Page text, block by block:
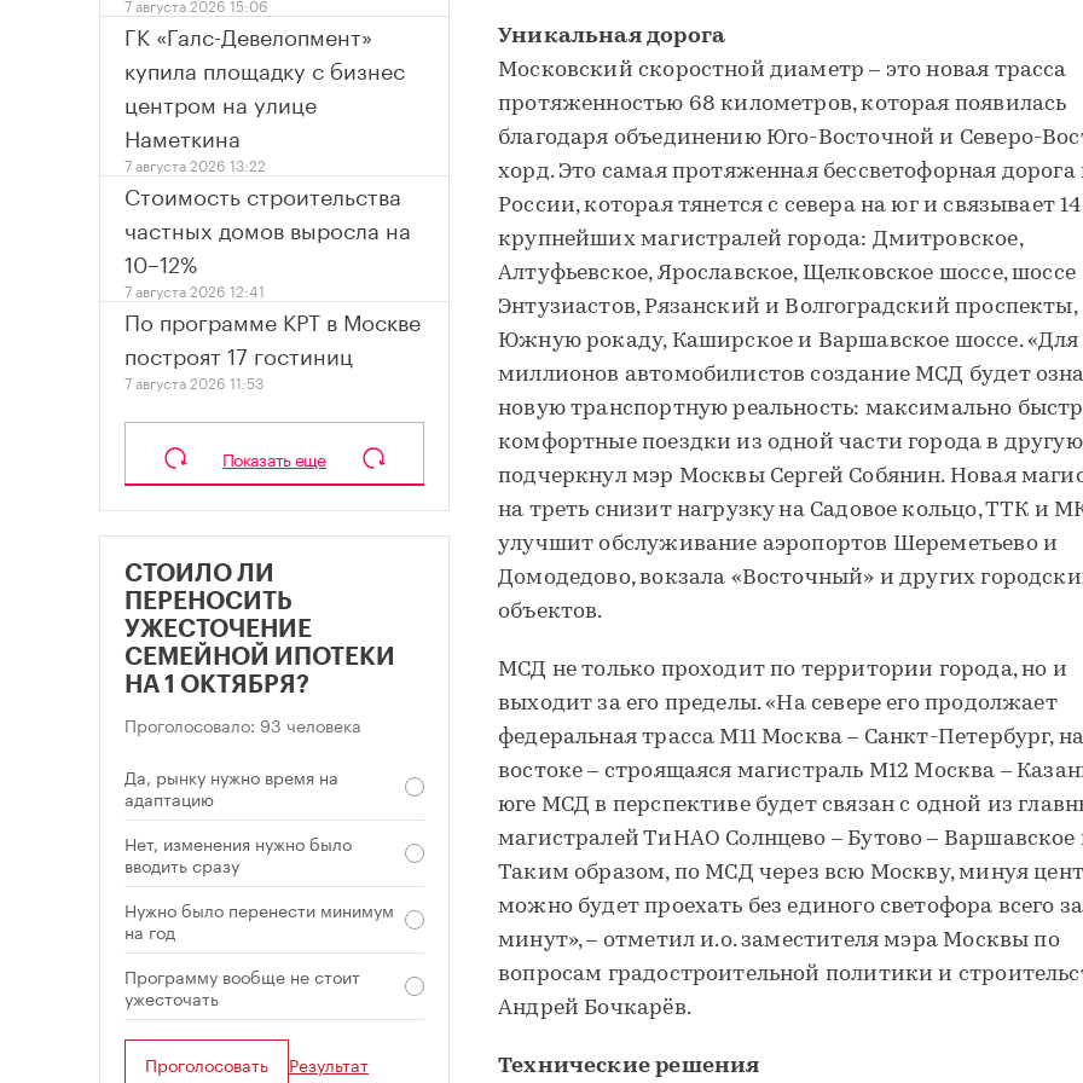
Уникальная дорога
Московский скоростной диаметр – это новая трасса
протяженностью 68 километров, которая появилась
благодаря объединению Юго-Восточной и Северо-
хорд. Это самая протяженная бессветофорная дорога
России, которая тянется с севера на юг и связывает 14
крупнейших магистралей города: Дмитровское,
Алтуфьевское, Ярославское, Щелковское шоссе, шоссе
Энтузиастов, Рязанский и Волгоградский проспекты,
Южную рокаду, Каширское и Варшавское шоссе. «Для
миллионов автомобилистов создание МСД будет
новую транспортную реальность: максимально
комфортные поездки из одной части города в
подчеркнул мэр Москвы Сергей Собянин. Новая
на треть снизит нагрузку на Садовое кольцо, ТТК и
улучшит обслуживание аэропортов Шереметьево и
Домодедово, вокзала «Восточный» и других
объектов.
МСД не только проходит по территории города, но и
выходит за его пределы. «На севере его продолжает
федеральная трасса М11 Москва – Санкт-Петербург, на
востоке – строящаяся магистраль М12 Москва –
юге МСД в перспективе будет связан с одной из
магистралей ТиНАО Солнцево – Бутово – Варшавское
Таким образом, по МСД через всю Москву, минуя
можно будет проехать без единого светофора всего
минут», – отметил и.о. заместителя мэра Москвы по
вопросам градостроительной политики и
Андрей Бочкарёв.
Технические решения
ГК «Галс-Девелопмент»
купила площадку с бизнес
центром на улице
Наметкина
7 августа 2026 13:22
Стоимость строительства
частных домов выросла на
10–12%
7 августа 2026 12:41
По программе КРТ в Москве
построят 17 гостиниц
7 августа 2026 11:53
Показать еще
СТОИЛО ЛИ
ПЕРЕНОСИТЬ
УЖЕСТОЧЕНИЕ
СЕМЕЙНОЙ ИПОТЕКИ
НА 1 ОКТЯБРЯ?
Проголосовало: 93 человека
Да, рынку нужно время на
адаптацию
Нет, изменения нужно было
вводить сразу
Нужно было перенести минимум
на год
Программу вообще не стоит
ужесточать
Проголосовать Результат